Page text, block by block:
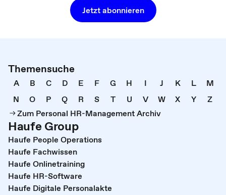
Jetzt abonnieren
Themensuche
A B C D E F G H I J K L
M
N
O P Q R S T U V W X Y
Z
Zum Personal HR-Management Archiv
Haufe Group
Haufe People Operations
Haufe Fachwissen
Haufe Onlinetraining
Haufe HR-Software
Haufe Digitale Personalakte